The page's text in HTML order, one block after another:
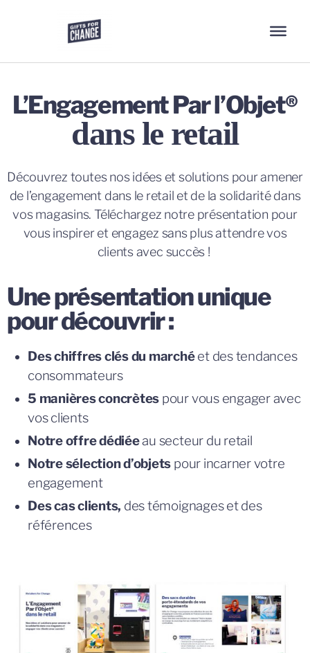
L’Engagement Par l’Objet®
dans le retail
Découvrez toutes nos idées et solutions pour amener
de l’engagement dans le retail et de la solidarité dans
vos magasins. Téléchargez notre présentation pour
vous inspirer et engagez sans plus attendre vos
clients avec succès !
Une présentation unique
pour découvrir :
Des chiffres clés du marchéet des tendances
consommateurs
5 manières concrètes pour vous engager avec
vos clients
Notre offre dédiéeau secteur du retail
Notre sélection d’objets pour incarner votre
engagement
Des cas clients, des témoignages et des
références